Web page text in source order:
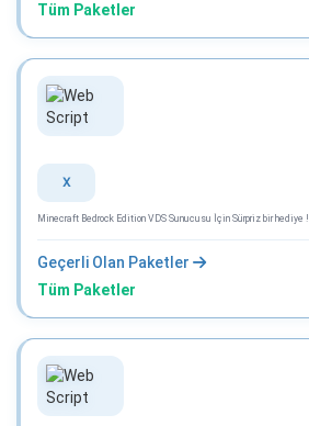
Tüm Paketler
X
Minecraft Bedrock Edition VDS Sunucusu İçin Sürpriz bir hediye !
Geçerli Olan Paketler
Tüm Paketler